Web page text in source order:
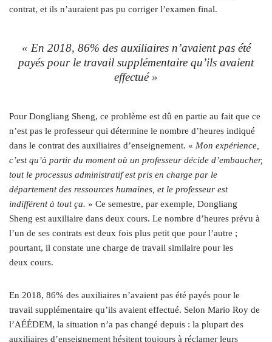
contrat, et ils n’auraient pas pu corriger l’examen final.
« En 2018, 86% des auxiliaires n’avaient pas été
payés pour le travail supplémentaire qu’ils avaient
effectué »
Pour Dongliang Sheng, ce problème est dû en partie au fait que ce
n’est pas le professeur qui détermine le nombre d’heures indiqué
dans le contrat des auxiliaires d’enseignement. « Mon expérience,
c’est qu’à partir du moment où un professeur décide d’embaucher,
tout le processus administratif est pris en charge par le
département des ressources humaines, et le professeur est
indifférent à tout ça. » Ce semestre, par exemple, Dongliang
Sheng est auxiliaire dans deux cours. Le nombre d’heures prévu à
l’un de ses contrats est deux fois plus petit que pour l’autre ;
pourtant, il constate une charge de travail similaire pour les
deux cours.
En 2018, 86% des auxiliaires n’avaient pas été payés pour le
travail supplémentaire qu’ils avaient effectué. Selon Mario Roy de
l’AÉÉDEM, la situation n’a pas changé depuis : la plupart des
auxiliaires d’enseignement hésitent toujours à réclamer leurs